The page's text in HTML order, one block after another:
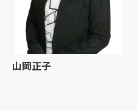
山岡正子